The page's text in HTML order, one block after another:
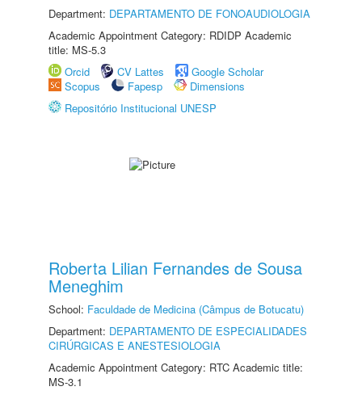
Department: DEPARTAMENTO DE FONOAUDIOLOGIA
Academic Appointment Category: RDIDP Academic
title: MS-5.3
Orcid
CV Lattes
Google Scholar
Scopus
Fapesp
Dimensions
Repositório Institucional UNESP
Roberta Lilian Fernandes de Sousa
Meneghim
School: Faculdade de Medicina (Câmpus de Botucatu)
Department: DEPARTAMENTO DE ESPECIALIDADES
CIRÚRGICAS E ANESTESIOLOGIA
Academic Appointment Category: RTC Academic title:
MS-3.1